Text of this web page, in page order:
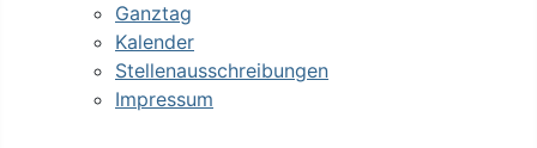
Ganztag
Kalender
Stellenausschreibungen
Impressum